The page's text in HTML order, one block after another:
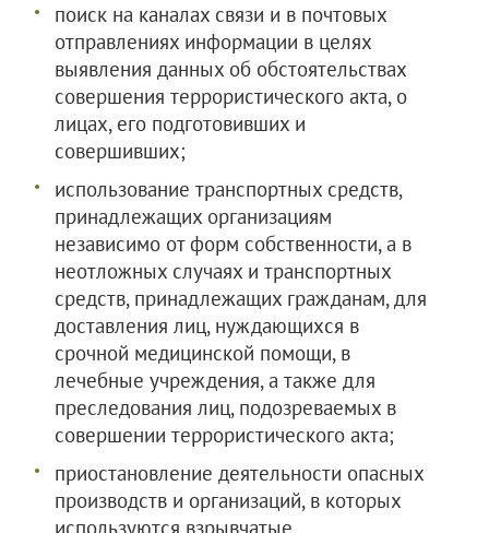
поиск на каналах связи и в почтовых
отправлениях информации в целях
выявления данных об обстоятельствах
совершения террористического акта, о
лицах, его подготовивших и
совершивших;
использование транспортных средств,
принадлежащих организациям
независимо от форм собственности, а в
неотложных случаях и транспортных
средств, принадлежащих гражданам, для
доставления лиц, нуждающихся в
срочной медицинской помощи, в
лечебные учреждения, а также для
преследования лиц, подозреваемых в
совершении террористического акта;
приостановление деятельности опасных
производств и организаций, в которых
используются взрывчатые,